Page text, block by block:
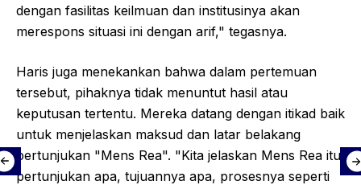
dengan fasilitas keilmuan dan institusinya akan
merespons situasi ini dengan arif," tegasnya.
Haris juga menekankan bahwa dalam pertemuan
tersebut, pihaknya tidak menuntut hasil atau
keputusan tertentu. Mereka datang dengan itikad baik
untuk menjelaskan maksud dan latar belakang
pertunjukan "Mens Rea". "Kita jelaskan Mens Rea itu
pertunjukan apa, tujuannya apa, prosesnya seperti